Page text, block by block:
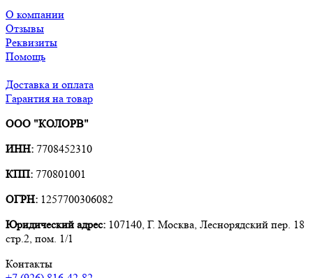
О компании
Отзывы
Реквизиты
Помощь
Доставка и оплата
Гарантия на товар
ООО "КОЛОРВ"
ИНН: 7708452310
КПП: 770801001
ОГРН: 1257700306082
Юридический адрес: 107140, Г. Москва, Леснорядский пер. 18
стр.2, пом. 1/1
Контакты